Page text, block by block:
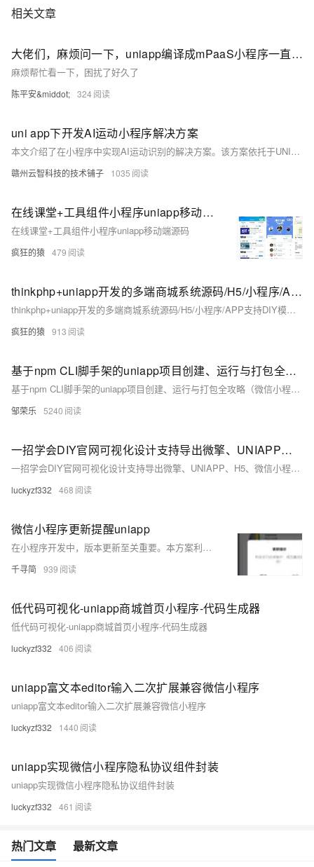
相关文章
大佬们，麻烦问一下，uniapp编译成mPaaS小程序一直报错TypeError: Cannot read properties of undefined (reading 'apply')是因为什么
麻烦帮忙看一下，困扰了好久了
陈平安&middot; 324
uni app下开发AI运动小程序解决方案
本文介绍了在小程序中实现AI运动识别的解决方案。该方案依托于UNI平台，通过高效便捷的插件形式，实现包括相机抽帧控制、人体识别、姿态识别等在内的多项功能，无需依赖后台服务器，大幅提高识别效率和用户体验。方案内置多种运动模式，支持自定义扩展，适用于AI健身、云上赛事、AI体测等多场景，适合新开发和存量改造项目。
赣州云智科技的技术铺子 1035
在线课堂+工具组件小程序uniapp移动端源码
在线课堂+工具组件小程序uniapp移动端源码
疯狂的猿 479
thinkphp+uniapp开发的多端商城系统源码/H5/小程序/APP支持DIY模板直播分销
thinkphp+uniapp开发的多端商城系统源码/H5/小程序/APP支持DIY模板直播分销
疯狂的猿 913
基于npm CLI脚手架的uniapp项目创建、运行与打包全攻略（微信小程序、H5、APP全覆盖）
基于npm CLI脚手架的uniapp项目创建、运行与打包全攻略（微信小程序、H5、APP全覆盖）
邹荣乐 5240
一招学会DIY官网可视化设计支持导出微擎、UNIAPP、H5、微信小程序源码
一招学会DIY官网可视化设计支持导出微擎、UNIAPP、H5、微信小程序源码
luckyzf332 468
微信小程序更新提醒uniapp
在小程序开发中，版本更新至关重要。本方案利用 `uni-app` 的 `uni.getUpdateManager()` API 在启动时检测版本更新，提示用户并提供立即更新选项，自动下载更新内容，并在更新完成后重启小程序以应用新版本。适用于微信小程序，确保用户始终使用最新版本。以下是实现步骤： ### 实现步骤 1. **创建更新方法**：在 `App.vue` 中创建 `updateApp` 方法用于检查小程序是否有新版本。 2. **测试**：添加编译模式并选择成功状态进行模拟测试。
千寻简 939
低代码可视化-uniapp商城首页小程序-代码生成器
低代码可视化-uniapp商城首页小程序-代码生成器
luckyzf332 406
uniapp富文本editor输入二次扩展兼容微信小程序
uniapp富文本editor输入二次扩展兼容微信小程序
luckyzf332 1440
uniapp实现微信小程序隐私协议组件封装
uniapp实现微信小程序隐私协议组件封装
luckyzf332 461
热门文章 最新文章